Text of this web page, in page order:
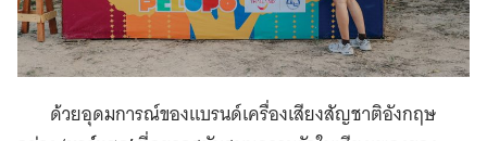
ด้วยอุดมการณ์ของแบรนด์เครื่องเสียงสัญชาติอังกฤษ